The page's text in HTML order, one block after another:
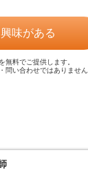
味がある
無料でご提供します。
問い合わせではありません